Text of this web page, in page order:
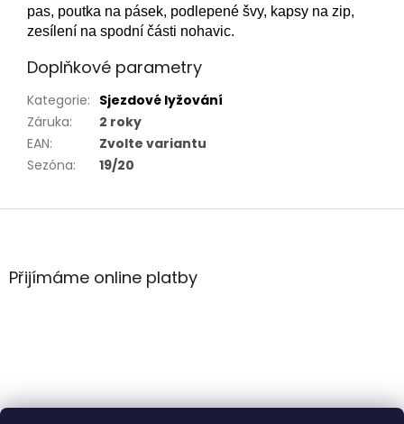
pas, poutka na pásek, podlepené švy, kapsy na zip,
zesílení na spodní části nohavic.
Doplňkové parametry
Kategorie: Sjezdové lyžování
Záruka:
2 roky
EAN:
Zvolte variantu
Sezóna: 19/20
Z
aPřijímáme online platby